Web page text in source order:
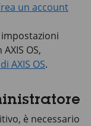
un account
AXIS OS,
AXIS OS.
è necessario